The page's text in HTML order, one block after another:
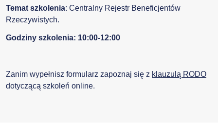
Temat szkolenia: Centralny Rejestr Beneficjentów
Rzeczywistych.
Godziny szkolenia: 10:00-12:00
Zanim wypełnisz formularz zapoznaj się z klauzulą RODO
dotyczącą szkoleń online.